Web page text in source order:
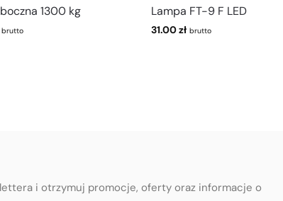
1300 kg
brutto
Lampa FT-9 F LED
31.00zł brutto
i otrzymuj promocje, oferty oraz informacje o